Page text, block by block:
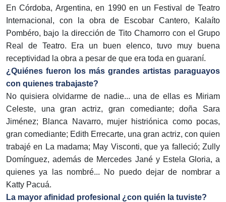
En Córdoba, Argentina, en 1990 en un Festival de Teatro
Internacional, con la obra de Escobar Cantero, Kalaíto
Pombéro, bajo la dirección de Tito Chamorro con el Grupo
Real de Teatro. Era un buen elenco, tuvo muy buena
receptividad la obra a pesar de que era toda en guaraní.
¿Quiénes fueron los más grandes artistas paraguayos
con quienes trabajaste?
No quisiera olvidarme de nadie... una de ellas es Miriam
Celeste, una gran actriz, gran comediante; doña Sara
Jiménez; Blanca Navarro, mujer histriónica como pocas,
gran comediante; Edith Errecarte, una gran actriz, con quien
trabajé en La madama; May Visconti, que ya falleció; Zully
Domínguez, además de Mercedes Jané y Estela Gloria, a
quienes ya las nombré... No puedo dejar de nombrar a
Katty Pacuá.
La mayor afinidad profesional ¿con quién la tuviste?